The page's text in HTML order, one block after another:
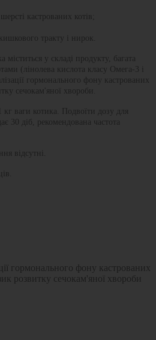
кастрованих котів;
тракту і нирок.
міститься у складі продукту, багата
(лінолева кислота класу Омега-3 і
гормонального фону кастрованих
сечокам'яної хвороби.
кг ваги котика. Подвоїти дозу для
30 діб, рекомендована частота
відсутні.
гормонального фону кастрованих
розвитку сечокам'яної хвороби